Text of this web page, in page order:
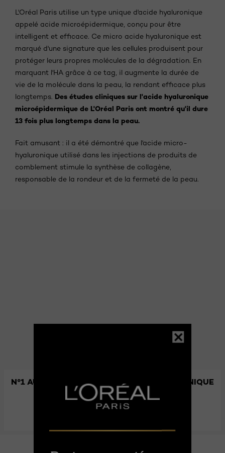
L'Oréal Paris utilise un type unique d'acide hyaluronique
appelé acide microépidermique, conçu pour être
intelligent et efficace. Ce micro acide hyaluronique est
marqué d'une signature que les cellules produisent pour
protéger leurs propres molécules de la dégradation. En
marquant l'HA grâce à ce tag, il augmente la durée de
vie de la molécule dans la peau, la rendant efficace plus
longtemps. Des études cliniques sur l'acide hyaluronique
microépidermique de L'Oréal Paris ont montré qu'il dure
13 fois plus longtemps dans la peau.
Fait amusant : il a été démontré que l'acide micro-
hyaluronique utilisé dans les injections de produits de
comblement stimule la synthèse de collagène,
responsable de la rondeur et de la fermeté de la peau.
N°1 AU MONDE : SÉRUM À L'ACIDE HYALURONIQUE
1,5%